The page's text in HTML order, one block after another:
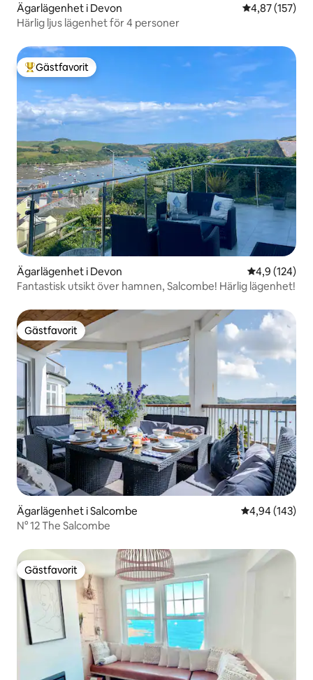
Ägarlägenhet i Devon 4,87 av 5 i
4,87 (157)
Härlig ljus lägenhet för 4 personer
Populär gästfavorit
Gästfavorit
Ägarlägenhet i Devon 4,9 av 5 i
4,9 (124)
Fantastisk utsikt över hamnen, Salcombe! Härlig lägenhet!
Gästfavorit
Gästfavorit
Ägarlägenhet i Salcombe 4,94 av 5 i
4,94 (143)
N° 12 The Salcombe
Gästfavorit
Gästfavorit